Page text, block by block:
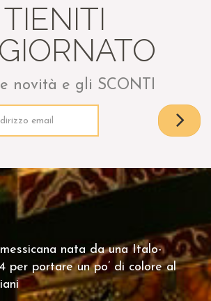
TIENITI
novità e gli SCONTI
nata da una Italo-
per portare un po’ di colore al